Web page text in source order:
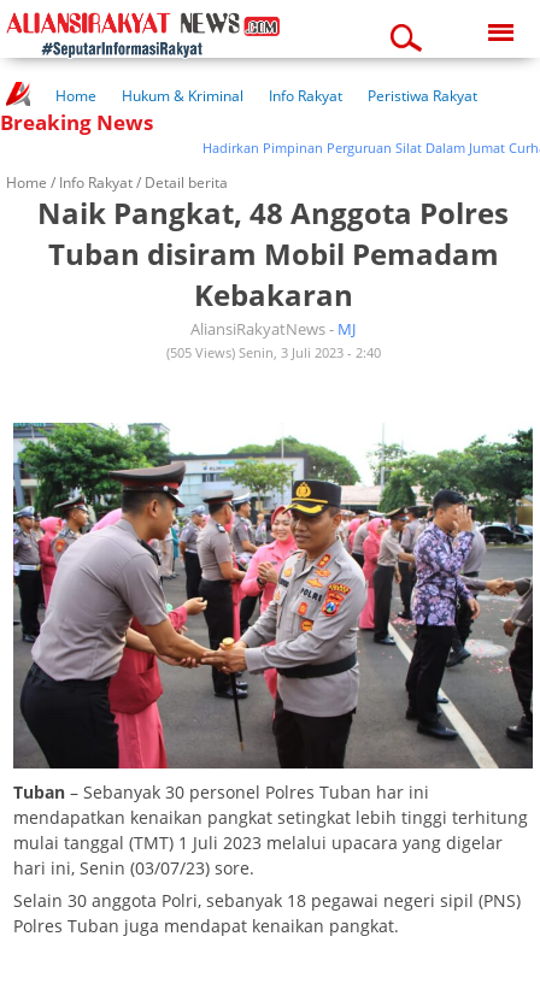
06:05:24 pm
Home Hukum & Kriminal Info Rakyat
Peristiwa Rakyat
Kuliner Rakyat
Wisata Rakyat
Breaking News
Hadirkan Pimpinan Perguruan Silat Dalam Jumat Curhat,
Home / Info Rakyat/ Detail berita
Naik Pangkat, 48 Anggota Polres
Tuban disiram Mobil Pemadam
Kebakaran
AliansiRakyatNews - MJ
(505 Views) Senin, 3 Juli 2023 - 2:40
Tuban – Sebanyak 30 personel Polres Tuban har ini
mendapatkan kenaikan pangkat setingkat lebih tinggi terhitung
mulai tanggal (TMT) 1 Juli 2023 melalui upacara yang digelar
hari ini, Senin (03/07/23) sore.
Selain 30 anggota Polri, sebanyak 18 pegawai negeri sipil (PNS)
Polres Tuban juga mendapat kenaikan pangkat.